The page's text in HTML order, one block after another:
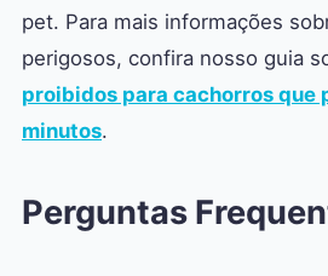
pet. Para mais informações
perigosos, confira nosso guia
proibidos para cachorros que
minutos.
Perguntas